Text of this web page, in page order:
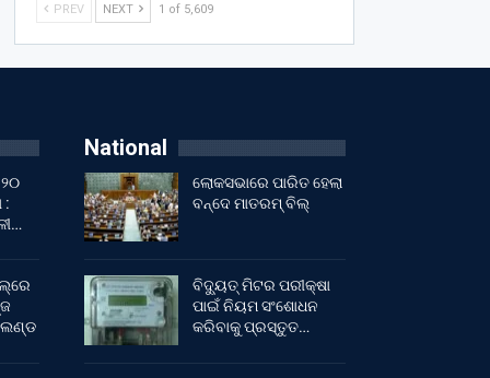
PREV NEXT 1 of 5,609
:
National
ଲୋକସଭାରେ ପାରିତ ହେଲା
ବନ୍ଦେ ମାତରମ୍‌ ବିଲ୍‌
ବିଦ୍ୟୁତ୍ ମିଟର ପରୀକ୍ଷା
ପାଇଁ ନିୟମ ସଂଶୋଧନ
କରିବାକୁ ପ୍ରସ୍ତୁତ…